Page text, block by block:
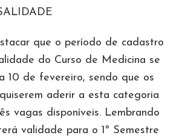
que o período de cadastro
do Curso de Medicina se
10 de fevereiro, sendo que os
aderir a esta categoria
vagas disponíveis. Lembrando
validade para o 1º Semestre